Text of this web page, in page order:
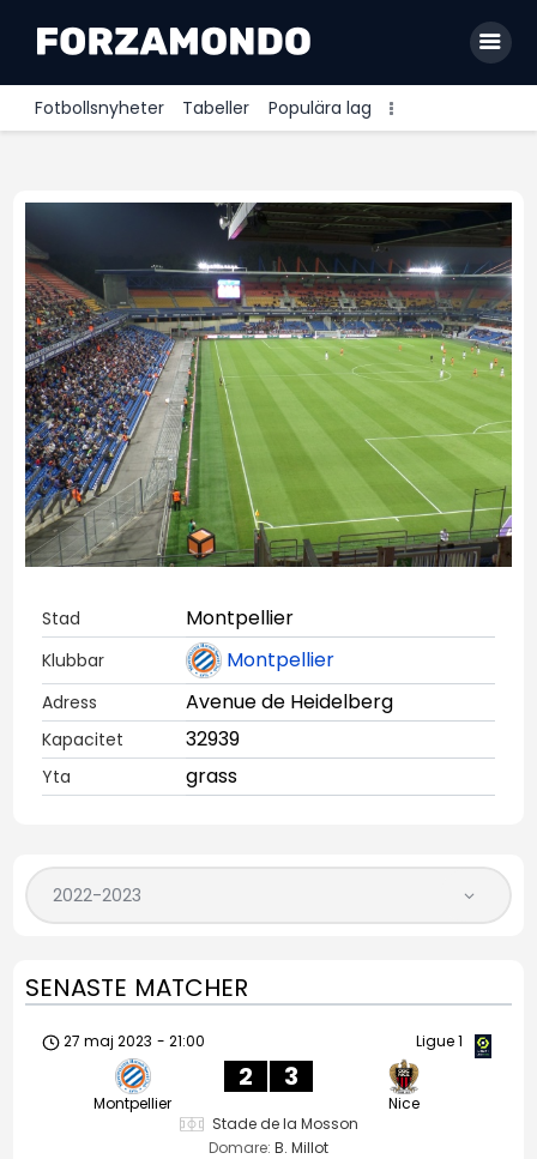
Fotbollsnyheter Tabeller Populära lag
Premier League
La Liga
Bundesliga
Serie A
Ligue 1
Stad Montpellier
Klubbar Montpellier
Adress Avenue de Heidelberg
Kapacitet 32939
Yta grass
SENASTE MATCHER
Ligue 1
27 maj 2023 - 21:00
Montpellier
2 3
Nice
Stade de la Mosson
Domare: B. Millot